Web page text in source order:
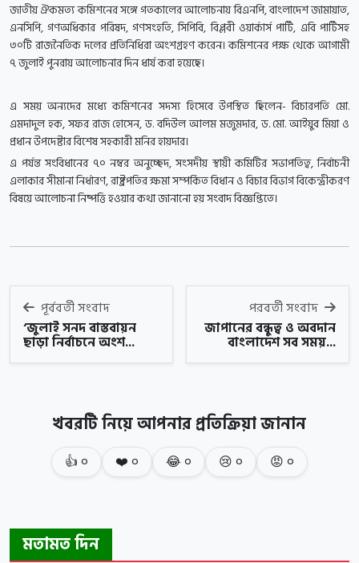
জাতীয় ঐকমত্য কমিশনের সঙ্গে গতকালের আলোচনায় বিএনপি, বাংলাদেশ জামায়াত,
এনসিপি, গণঅধিকার পরিষদ, গণসংহতি, সিপিবি, বিপ্লবী ওয়ার্কার্স পার্টি, এবি পার্টিসহ
৩০টি রাজনৈতিক দলের প্রতিনিধিরা অংশগ্রহণ করেন। কমিশনের পক্ষ থেকে আগামী
৭ জুলাই পুনরায় আলোচনার দিন ধার্য করা হয়েছে।
এ সময় অন্যদের মধ্যে কমিশনের সদস্য হিসেবে উপস্থিত ছিলেন- বিচারপতি মো.
এমদাদুল হক, সফর রাজ হোসেন, ড. বদিউল আলম মজুমদার, ড. মো. আইয়ুব মিয়া ও
প্রধান উপদেষ্টার বিশেষ সহকারী মনির হায়দার।
এ পর্যন্ত সংবিধানের ৭০ নম্বর অনুচ্ছেদ, সংসদীয় স্থায়ী কমিটির সভাপতিত্ব, নির্বাচনী
এলাকার সীমানা নির্ধারণ, রাষ্ট্রপতির ক্ষমা সম্পর্কিত বিধান ও বিচার বিভাগ বিকেন্দ্রীকরণ
বিষয়ে আলোচনা নিষ্পত্তি হওয়ার কথা জানানো হয় সংবাদ বিজ্ঞপ্তিতে।
পূর্ববর্তী সংবাদ
‘জুলাই সনদ বাস্তবায়ন
ছাড়া নির্বাচনে অংশ...
পরবর্তী সংবাদ
জাপানের বন্ধুত্ব ও অবদান
বাংলাদেশ সব সময়...
খবরটি নিয়ে আপনার প্রতিক্রিয়া জানান
👍০ ❤️০ 😂০ 😢০ 😡০
মতামত দিন